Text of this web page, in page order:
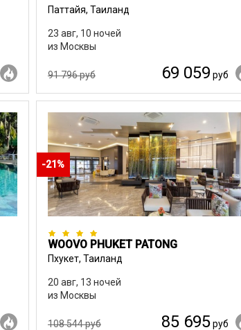
Паттайя, Таиланд
23 авг, 10 ночей
из Москвы
91 796 руб 69 059 руб
-21%
WOOVO PHUKET PATONG
Пхукет, Таиланд
20 авг, 13 ночей
из Москвы
108 544 руб 85 695руб